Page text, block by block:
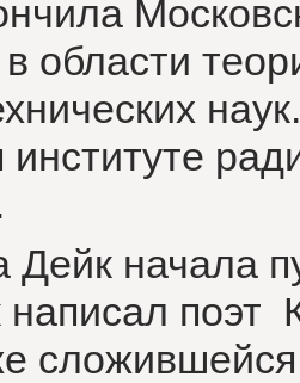
в области
начала
написал